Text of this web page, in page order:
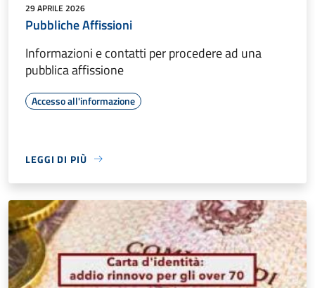
29 APRILE 2026
Pubbliche Affissioni
Informazioni e contatti per procedere ad una
pubblica affissione
Accesso all'informazione
LEGGI DI PIÙ